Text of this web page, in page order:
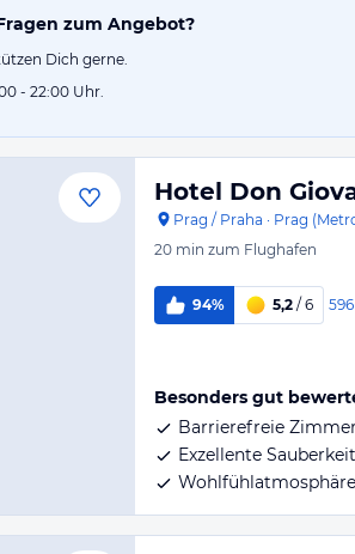
zum Angebot?
Dich gerne.
- 22:00 Uhr.
Hotel Don
Prag / Praha · Prag
20 min zum Flughafen
94% 5,2 / 6 596
Besonders gut
Barrierefreie Zimmer
Exzellente Sauberkeit
Wohlfühlatmosphäre